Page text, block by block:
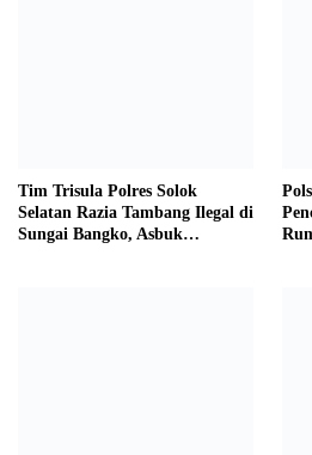
Tim Trisula Polres Solok
Selatan Razia Tambang Ilegal di
Sungai Bangko, Asbuk